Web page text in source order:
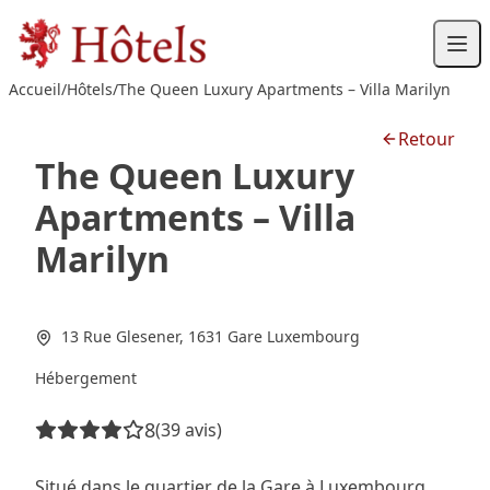
Passer
au
contenu
Accueil/Hôtels/The Queen Luxury Apartments – Villa Marilyn
The Queen Luxury
Apartments – Villa
Marilyn
Retour
13 Rue Glesener, 1631 Gare Luxembourg
Hébergement
8(39 avis)